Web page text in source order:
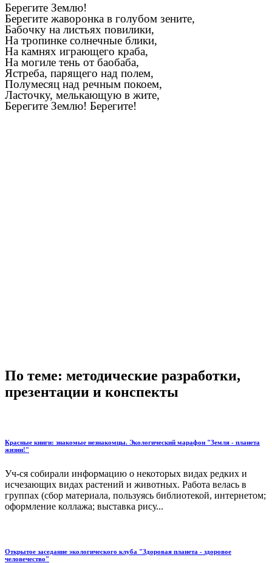
Берегите Землю!
Берегите жаворонка в голубом зените,
Бабочку на листьях повилики,
На тропинке солнечные блики,
На камнях играющего краба,
На могиле тень от баобаба,
Ястреба, парящего над полем,
Полумесяц над речным покоем,
Ласточку, мелькающую в жите,
Берегите Землю! Берегите!
По теме: методические разработки,
презентации и конспекты
Красные книги: знакомые незнакомцы. Экологический марафон "Земля - планета
жизни!"
Уч-ся собирали информацию о некоторых видах редких и
исчезающих видах растений и животных. Работа велась в
группах (сбор материала, пользуясь библиотекой, интернетом;
оформление коллажа; выставка рису...
Открытое заседание экологического клуба "Здоровая планета - здоровое
человечество"